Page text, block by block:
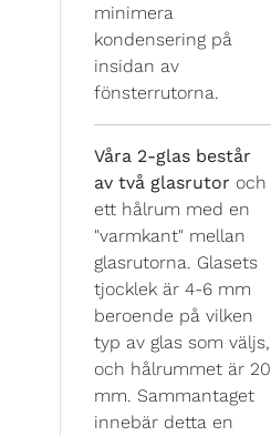
minimera
kondensering på
insidan av
fönsterrutorna.
Våra 2-glas består
av två glasrutor och
ett hålrum med en
"varmkant" mellan
glasrutorna. Glasets
tjocklek är 4-6 mm
beroende på vilken
typ av glas som väljs,
och hålrummet är 20
mm. Sammantaget
innebär detta en